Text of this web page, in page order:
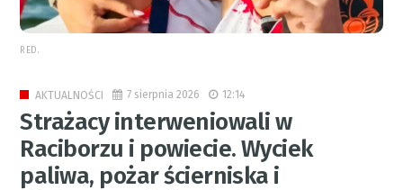
RED.
AKTUALNOŚCI 7 sierpnia 2026 12:14
Strażacy interweniowali w
Raciborzu i powiecie. Wyciek
paliwa, pożar ścierniska i